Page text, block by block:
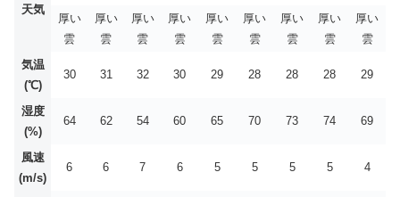
天気
厚い
雲
厚い
雲
厚い
雲
厚い
雲
厚い
雲
厚い
雲
厚い
雲
厚い
雲
厚い
雲
気温
(℃)
30 31 32 30 29 28 28 28 29
湿度
(%)
64 62 54 60 65 70 73 74 69
風速
(m/s)
6 6 7 6 5 5 5 5 4